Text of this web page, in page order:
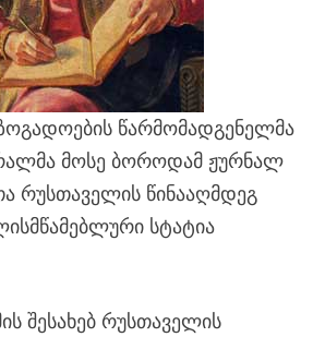
წარმომადგენელმა
მოსე ბოროდამ ჟურნალ
რუსთაველის წინააღმდეგ
სტატია
შესახებ რუსთაველის